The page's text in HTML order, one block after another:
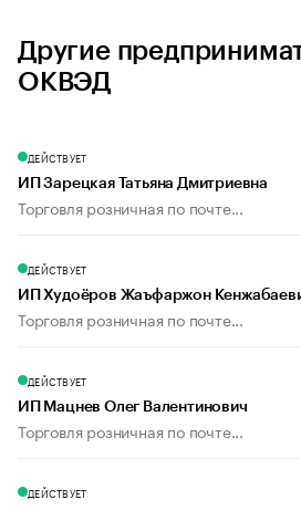
Другие
ОКВЭД
ДЕЙСТВУЕТ
ИП Зарецкая Татьяна Дмитриевна
Торговля розничная по почте...
ДЕЙСТВУЕТ
ИП Худоёров Жаъфаржон
Торговля розничная по почте...
ДЕЙСТВУЕТ
ИП Мацнев Олег Валентинович
Торговля розничная по почте...
ДЕЙСТВУЕТ